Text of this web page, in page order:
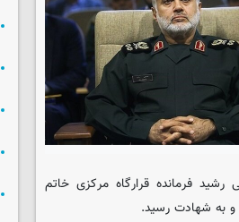
رشید فرمانده قرارگاه مرکزی خاتم
و به شهادت رسید.